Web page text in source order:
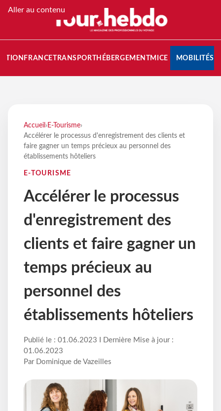
Aller au contenu
FRANCETRANSPORT HÉBERGEMENTMICE MOBILITÉS
Accueil › E-Tourisme›
Accélérer le processus d'enregistrement des clients et
faire gagner un temps précieux au personnel des
établissements hôteliers
E-TOURISME
Accélérer le processus
d'enregistrement des
clients et faire gagner un
temps précieux au
personnel des
établissements hôteliers
Publié le : 01.06.2023 I Dernière Mise à jour :
01.06.2023
Par Dominique de Vazeilles